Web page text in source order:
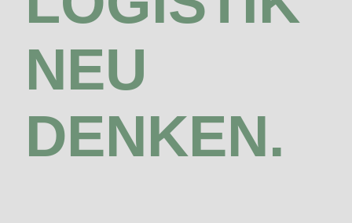
NEU
DENKEN.